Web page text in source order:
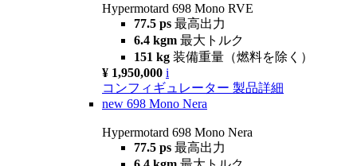
Hypermotard 698 Mono RVE
77.5 ps 最高出力
6.4 kgm 最大トルク
151 kg 装備重量（燃料を除く）
¥ 1,950,000 i
コンフィギュレーター 製品詳細
new 698 Mono Nera
Hypermotard 698 Mono Nera
77.5 ps 最高出力